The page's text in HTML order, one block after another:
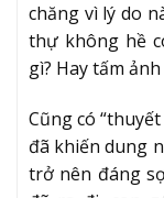
chăng vì lý do
thự không hề
gì? Hay tấm
Cũng có
đã khiến dung
trở nên đáng